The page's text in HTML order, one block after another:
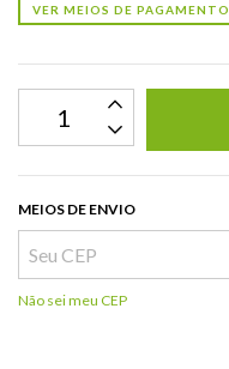
VER MEIOS DE PAGAMENTO
MEIOS DE ENVIO
Não sei meu CEP